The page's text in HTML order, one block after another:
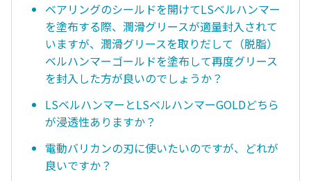
ベアリングのシールドを開けてLSベルハンマー
を塗布する際、潤滑グリースが適量封入されて
いますが、潤滑グリースを取りだして（脱脂）
ベルハンマーゴールドを塗布して再度グリース
を封入した方が良いのでしょうか？
LSベルハンマーとLSベルハンマーGOLDどちら
が浸透性ありますか？
電動バリカンの刃に使いたいのですが、どれが
良いですか？